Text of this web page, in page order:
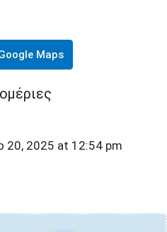
Maps
20, 2025 at 12:54 pm